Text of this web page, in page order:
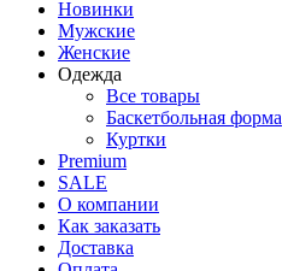
Новинки
Мужские
Женские
Одежда
Все товары
Баскетбольная форма
Куртки
Premium
SALE
О компании
Как заказать
Доставка